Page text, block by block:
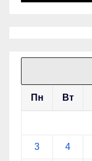
Пн Вт
3 4